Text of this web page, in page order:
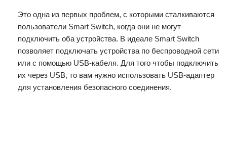
Это одна из первых проблем, с которыми сталкиваются
пользователи Smart Switch, когда они не могут
подключить оба устройства. В идеале Smart Switch
позволяет подключать устройства по беспроводной сети
или с помощью USB-кабеля. Для того чтобы подключить
их через USB, то вам нужно использовать USB-адаптер
для установления безопасного соединения.